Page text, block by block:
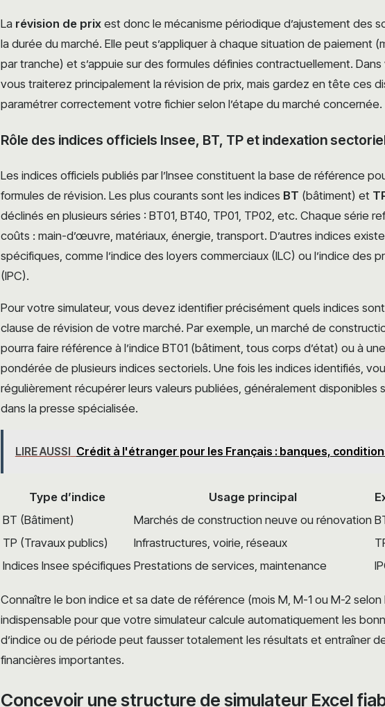
La révision de prix est donc le mécanisme périodique d’ajustement des
la durée du marché. Elle peut s’appliquer à chaque situation de paiement
par tranche) et s’appuie sur des formules définies contractuellement.
vous traiterez principalement la révision de prix, mais gardez en tête ces
paramétrer correctement votre fichier selon l’étape du marché concernée.
Rôle des indices officiels Insee, BT, TP et indexation
Les indices officiels publiés par l’Insee constituent la base de référence
formules de révision. Les plus courants sont les indices BT (bâtiment) et
déclinés en plusieurs séries : BT01, BT40, TP01, TP02, etc. Chaque série
coûts : main-d’œuvre, matériaux, énergie, transport. D’autres indices
spécifiques, comme l’indice des loyers commerciaux (ILC) ou l’indice des
(IPC).
Pour votre simulateur, vous devez identifier précisément quels indices
clause de révision de votre marché. Par exemple, un marché de
pourra faire référence à l’indice BT01 (bâtiment, tous corps d’état) ou à
pondérée de plusieurs indices sectoriels. Une fois les indices identifiés,
régulièrement récupérer leurs valeurs publiées, généralement disponibles
dans la presse spécialisée.
LIRE AUSSI Crédit à l'étranger pour les Français : banques,
Type d’indice Usage principal
BT (Bâtiment)
Marchés de construction neuve ou rénovation
TP (Travaux publics)
Infrastructures, voirie, réseaux
Indices Insee spécifiques Prestations de services, maintenance
Connaître le bon indice et sa date de référence (mois M, M-1 ou M-2 selon
indispensable pour que votre simulateur calcule automatiquement les
d’indice ou de période peut fausser totalement les résultats et entraîner
financières importantes.
Concevoir une structure de simulateur Excel